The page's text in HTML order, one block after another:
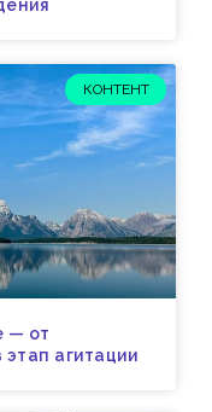
КОНТЕНТ
— от
агитации